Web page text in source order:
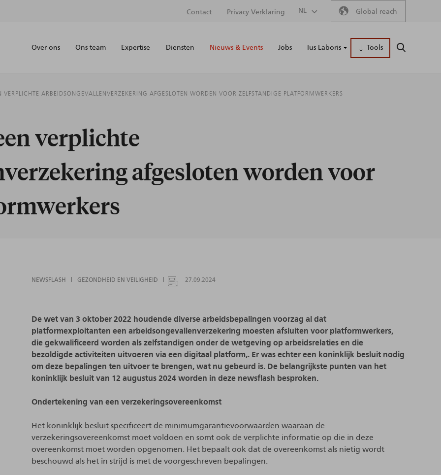
Secondary
menu
Contact Privacy Verklaring NL Global reach
Main
Over ons Ons team Expertise Diensten Nieuws & Events Jobs Ius Laboris Tools ZOEKEN
ARBEIDSONGEVALLENVERZEKERING AFGESLOTEN WORDEN VOOR ZELFSTANDIGE PLATFORMWERKERS
verplichte
afgesloten worden voor
NEWSFLASH GEZONDHEID EN VEILIGHEID 27.09.2024
De wet van 3 oktober 2022 houdende diverse arbeidsbepalingen voorzag al dat
platformexploitanten een arbeidsongevallenverzekering moesten afsluiten voor platformwerkers,
die gekwalificeerd worden als zelfstandigen onder de wetgeving op arbeidsrelaties en die
bezoldigde activiteiten uitvoeren via een digitaal platform,. Er was echter een koninklijk besluit nodig
om deze bepalingen ten uitvoer te brengen, wat nu gebeurd is. De belangrijkste punten van het
koninklijk besluit van 12 augustus 2024 worden in deze newsflash besproken.
Ondertekening van een verzekeringsovereenkomst
Het koninklijk besluit specificeert de minimumgarantievoorwaarden waaraan de
verzekeringsovereenkomst moet voldoen en somt ook de verplichte informatie op die in deze
overeenkomst moet worden opgenomen. Het bepaalt ook dat de overeenkomst als nietig wordt
beschouwd als het in strijd is met de voorgeschreven bepalingen.